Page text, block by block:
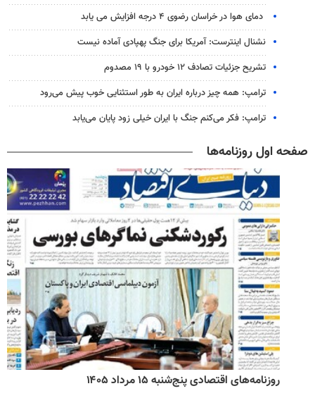
دمای هوا در خراسان رضوی ۴ درجه افزایش می یابد
نشنال اینترست: آمریکا برای جنگ پهپادی آماده نیست
تشریح جزئیات تصادف ۱۲ خودرو با ۱۹ مصدوم
ترامپ: همه چیز درباره ایران به طور استثنایی خوب پیش می‌رود
ترامپ: فکر می‌کنم جنگ با ایران خیلی زود پایان می‌یابد
صفحه اول روزنامه‌ها
روزنامه‌های اقتصادی پنج‌شنبه ۱۵ مرداد ۱۴۰۵